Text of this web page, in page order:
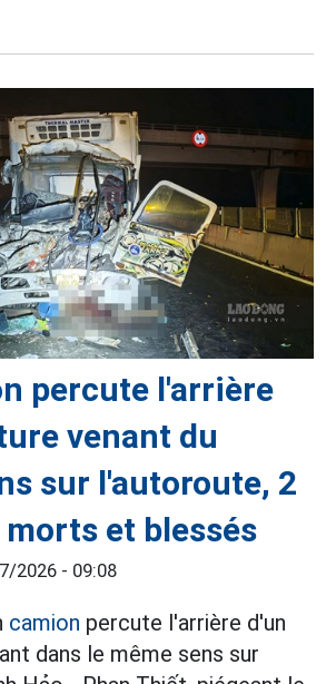
percute l'arrière
venant du
sur l'autoroute, 2
et blessés
2026 - 09:08
camion percute l'arrière d'un
dans le même sens sur